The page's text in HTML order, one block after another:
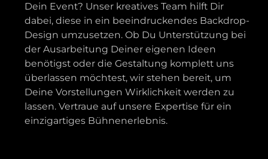
Dein Event? Unser kreatives Team hilft Dir
dabei, diese in ein beeindruckendes Backdrop-
Design umzusetzen. Ob Du Unterstützung bei
der Ausarbeitung Deiner eigenen Ideen
benötigst oder die Gestaltung komplett uns
überlassen möchtest, wir stehen bereit, um
Deine Vorstellungen Wirklichkeit werden zu
lassen. Vertraue auf unsere Expertise für ein
einzigartiges Bühnenerlebnis.